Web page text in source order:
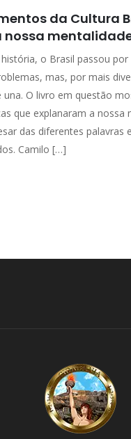
da Cultura
mentalidade
o Brasil passou por
mas, por mais
una. O livro em questão
que explanaram a nossa
das diferentes palavras
Camilo […]